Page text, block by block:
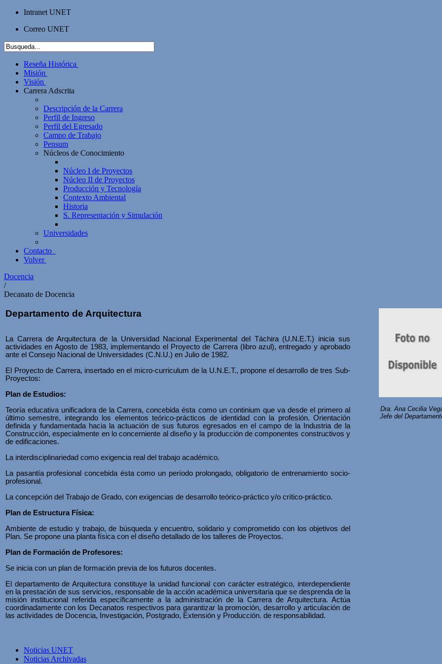
Intranet UNET
Correo UNET
Reseña Histórica
Misión
Visión
Carrera Adscrita
Descripción de la Carrera
Perfil de Ingreso
Perfil del Egresado
Campo de Trabajo
Pensum
Núcleos de Conocimiento
Núcleo I de Proyectos
Núcleo II de Proyectos
Producción y Tecnología
Contexto Ambiental
Historia
S. Representación y Simulación
Universidades
Contacto
Volver
Docencia
/
Decanato de Docencia
Departamento de Arquitectura
La Carrera de Arquitectura de la Universidad Nacional Experimental del Táchira (U.N.E.T.) inicia sus
actividades en Agosto de 1983, implementando el Proyecto de Carrera (libro azul), entregado y aprobado
ante el Consejo Nacional de Universidades (C.N.U.) en Julio de 1982.
El Proyecto de Carrera, insertado en el micro-curriculum de la U.N.E.T., propone el desarrollo de tres Sub-
Proyectos:
Plan de Estudios:
Teoría educativa unificadora de la Carrera, concebida ésta como un continium que va desde el primero al
último semestre, integrando los elementos teórico-prácticos de identidad con la profesión. Orientación
definida y fundamentada hacia la actuación de sus futuros egresados en el campo de la Industria de la
Construcción, especialmente en lo concerniente al diseño y la producción de componentes constructivos y
de edificaciones.
La interdisciplinariedad como exigencia real del trabajo académico.
La pasantía profesional concebida ésta como un período prolongado, obligatorio de entrenamiento socio-
profesional.
La concepción del Trabajo de Grado, con exigencias de desarrollo teórico-práctico y/o crítico-práctico.
Plan de Estructura Física:
Ambiente de estudio y trabajo, de búsqueda y encuentro, solidario y comprometido con los objetivos del
Plan. Se propone una planta física con el diseño detallado de los talleres de Proyectos.
Plan de Formación de Profesores:
Se inicia con un plan de formación previa de los futuros docentes.
El departamento de Arquitectura constituye la unidad funcional con carácter estratégico, interdependiente
en la prestación de sus servicios, responsable de la acción académica universitaria que se desprenda de la
misión institucional referida específicamente a la administración de la Carrera de Arquitectura. Actúa
coordinadamente con los Decanatos respectivos para garantizar la promoción, desarrollo y articulación de
las actividades de Docencia, Investigación, Postgrado, Extensión y Producción. de responsabilidad.
Dra. Ana Cecilia
Jefe del
Noticias UNET
Noticias Archivadas